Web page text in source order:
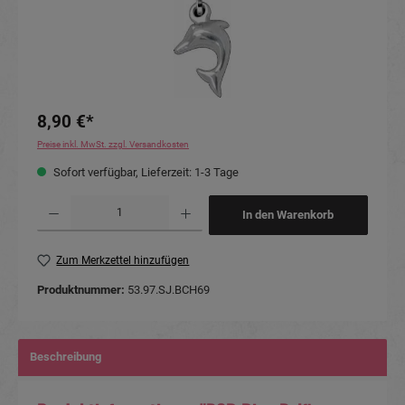
8,90 €*
Preise inkl. MwSt. zzgl. Versandkosten
Sofort verfügbar, Lieferzeit: 1-3 Tage
In den Warenkorb
Zum Merkzettel hinzufügen
Produktnummer: 53.97.SJ.BCH69
Beschreibung